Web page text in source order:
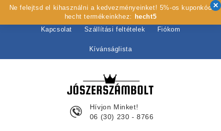
Kezdőlap Rólunk Webshop Szolgáltatások
Kapcsolat Szállítási feltételek Fiókom
Kívánságlista
Hívjon Minket!
06 (30) 230 - 8766
Ne felejtsd el kihasználni a kedvezményeinket! 5%-os kuponkód
hecht termékeinkhez: hecht5